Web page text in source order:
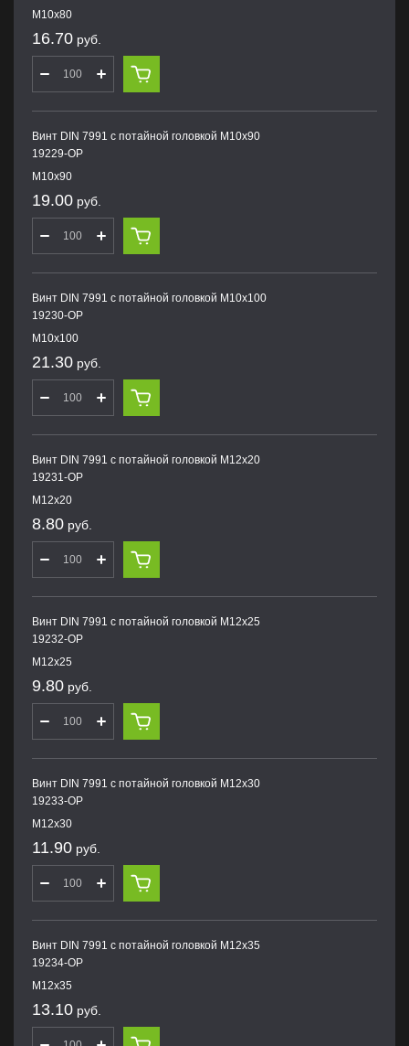
M10х80
16.70 руб.
Винт DIN 7991 с потайной головкой M10х90
19229-OP
M10х90
19.00 руб.
Винт DIN 7991 с потайной головкой M10х100
19230-OP
M10х100
21.30 руб.
Винт DIN 7991 с потайной головкой M12х20
19231-OP
M12х20
8.80 руб.
Винт DIN 7991 с потайной головкой M12х25
19232-OP
M12х25
9.80 руб.
Винт DIN 7991 с потайной головкой M12х30
19233-OP
M12х30
11.90 руб.
Винт DIN 7991 с потайной головкой M12х35
19234-OP
M12х35
13.10 руб.